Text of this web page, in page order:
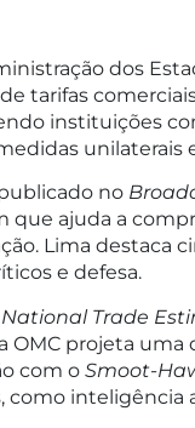
dos
tarifas
instituições
unilaterais
no
que ajuda a
Lima destaca
e defesa.
National Trade
OMC projeta uma
com o Smoot-
como inteligência